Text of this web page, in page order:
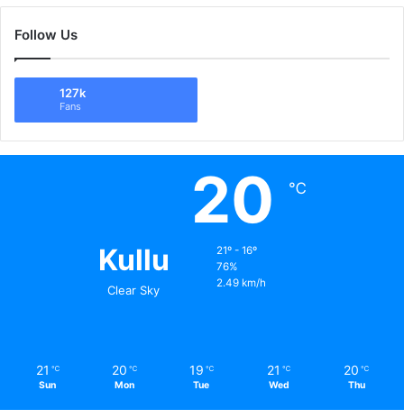
Follow Us
127k
Fans
Kullu
Clear Sky
20 ℃
21º - 16º
76%
2.49 km/h
21 ℃
Sun
20 ℃
Mon
19 ℃
Tue
21 ℃
Wed
20 ℃
Thu